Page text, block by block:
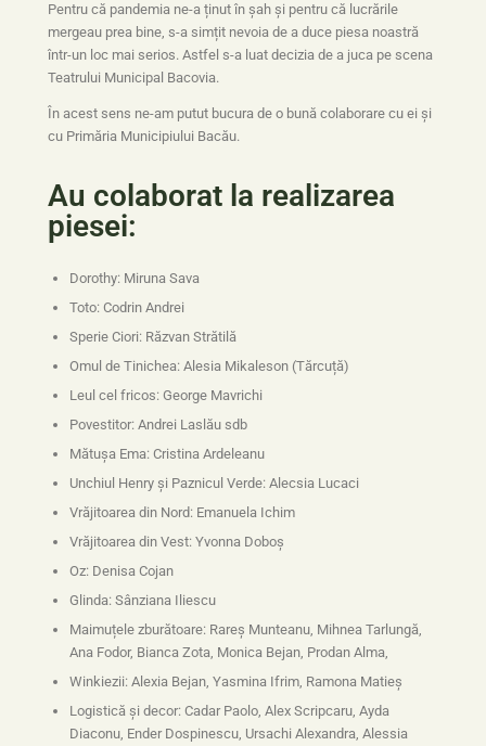
Pentru că pandemia ne-a ținut în șah și pentru că lucrările
mergeau prea bine, s-a simțit nevoia de a duce piesa noastră
într-un loc mai serios. Astfel s-a luat decizia de a juca pe scena
Teatrului Municipal Bacovia.
În acest sens ne-am putut bucura de o bună colaborare cu ei și
cu Primăria Municipiului Bacău.
Au colaborat la realizarea
piesei:
Dorothy: Miruna Sava
Toto: Codrin Andrei
Sperie Ciori: Răzvan Strătilă
Omul de Tinichea: Alesia Mikaleson (Tărcuță)
Leul cel fricos: George Mavrichi
Povestitor: Andrei Laslău sdb
Mătușa Ema: Cristina Ardeleanu
Unchiul Henry și Paznicul Verde: Alecsia Lucaci
Vrăjitoarea din Nord: Emanuela Ichim
Vrăjitoarea din Vest: Yvonna Doboș
Oz: Denisa Cojan
Glinda: Sânziana Iliescu
Maimuțele zburătoare: Rareș Munteanu, Mihnea Tarlungă,
Ana Fodor, Bianca Zota, Monica Bejan, Prodan Alma,
Winkiezii: Alexia Bejan, Yasmina Ifrim, Ramona Matieș
Logistică și decor: Cadar Paolo, Alex Scripcaru, Ayda
Diaconu, Ender Dospinescu, Ursachi Alexandra, Alessia